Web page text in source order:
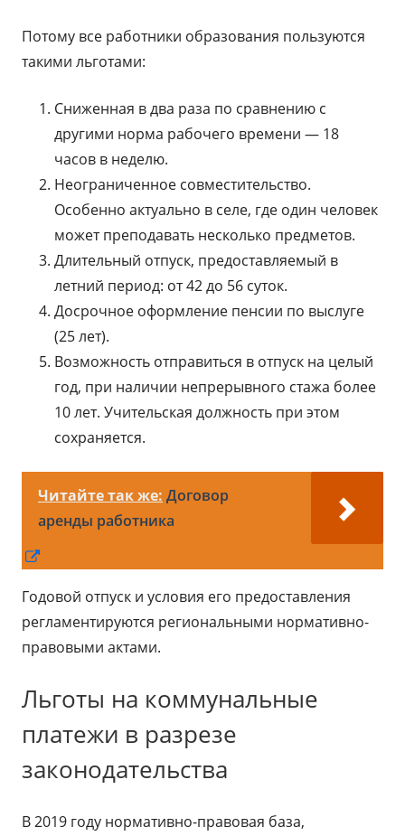
Потому все работники образования пользуются
такими льготами:
Сниженная в два раза по сравнению с
другими норма рабочего времени — 18
часов в неделю.
Неограниченное совместительство.
Особенно актуально в селе, где один человек
может преподавать несколько предметов.
Длительный отпуск, предоставляемый в
летний период: от 42 до 56 суток.
Досрочное оформление пенсии по выслуге
(25 лет).
Возможность отправиться в отпуск на целый
год, при наличии непрерывного стажа более
10 лет. Учительская должность при этом
сохраняется.
Читайте так же: Договор
аренды работника
новом
окне
Годовой отпуск и условия его предоставления
регламентируются региональными нормативно-
правовыми актами.
Льготы на коммунальные
платежи в разрезе
законодательства
В 2019 году нормативно-правовая база,